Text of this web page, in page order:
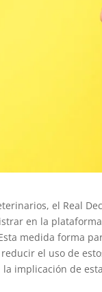
el Real
en la
medida forma
el uso de
implicación de